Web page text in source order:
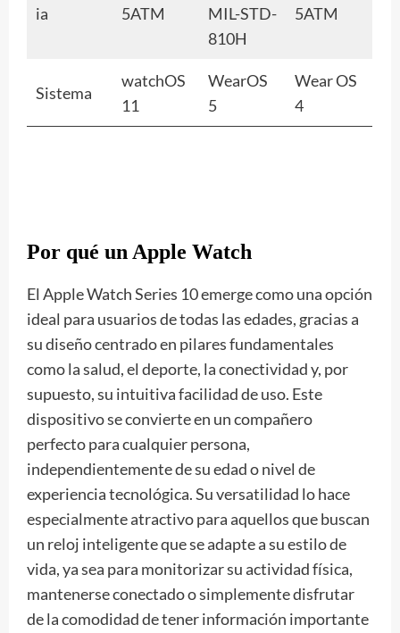
ia
5ATM
MIL-STD-
810H
5ATM
Sistema
watchOS
11
WearOS
5
Wear OS
4
Por qué un Apple Watch
El Apple Watch Series 10 emerge como una opción
ideal para usuarios de todas las edades, gracias a
su diseño centrado en pilares fundamentales
como la salud, el deporte, la conectividad y, por
supuesto, su intuitiva facilidad de uso. Este
dispositivo se convierte en un compañero
perfecto para cualquier persona,
independientemente de su edad o nivel de
experiencia tecnológica. Su versatilidad lo hace
especialmente atractivo para aquellos que buscan
un reloj inteligente que se adapte a su estilo de
vida, ya sea para monitorizar su actividad física,
mantenerse conectado o simplemente disfrutar
de la comodidad de tener información importante